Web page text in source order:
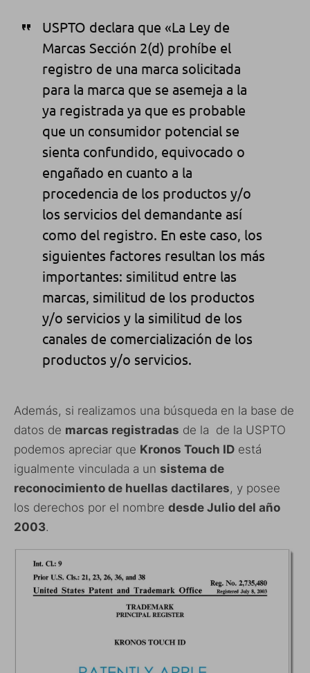
USPTO declara que «La Ley de
Marcas Sección 2(d) prohíbe el
registro de una marca solicitada
para la marca que se asemeja a la
ya registrada ya que es probable
que un consumidor potencial se
sienta confundido, equivocado o
engañado en cuanto a la
procedencia de los productos y/o
los servicios del demandante así
como del registro. En este caso, los
siguientes factores resultan los más
importantes: similitud entre las
marcas, similitud de los productos
y/o servicios y la similitud de los
canales de comercialización de los
productos y/o servicios.
Además, si realizamos una búsqueda en la base de
datos de marcas registradas de la de la USPTO
podemos apreciar que Kronos Touch ID está
igualmente vinculada a un sistema de
reconocimiento de huellas dactilares, y posee
los derechos por el nombre desde Julio del año
2003.